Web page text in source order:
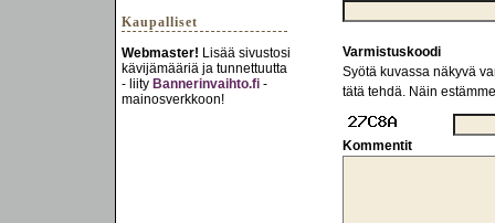
Kaupalliset
Webmaster! Lisää sivustosi
kävijämääriä ja tunnettuutta
- liity Bannerinvaihto.fi -
mainosverkkoon!
Varmistuskoodi
Syötä kuvassa näkyvä
tätä tehdä. Näin
Kommentit